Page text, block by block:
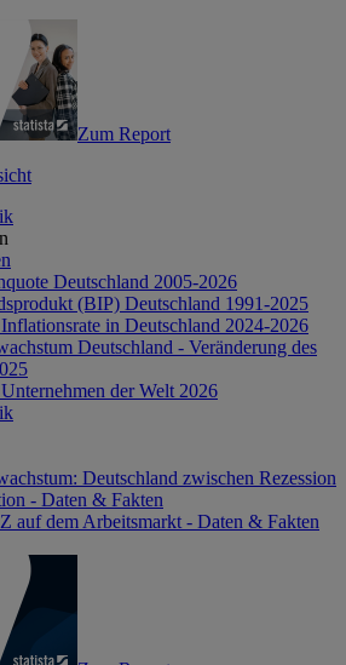
Zum Report
Deutschland 2005-2026
(BIP) Deutschland 1991-2025
in Deutschland 2024-2026
Deutschland - Veränderung des
der Welt 2026
Deutschland zwischen Rezession
- Daten & Fakten
auf dem Arbeitsmarkt - Daten & Fakten